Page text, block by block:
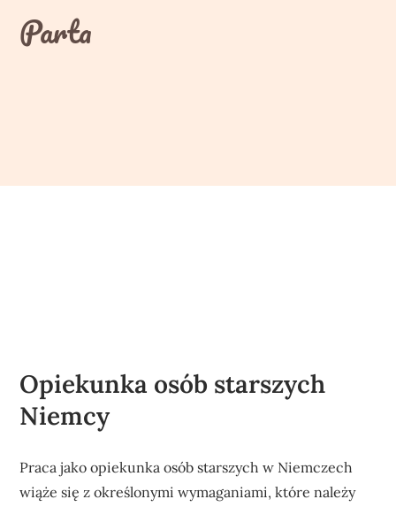
contentParta
Opiekunka osób starszych
Niemcy
Praca jako opiekunka osób starszych w Niemczech
wiąże się z określonymi wymaganiami, które należy